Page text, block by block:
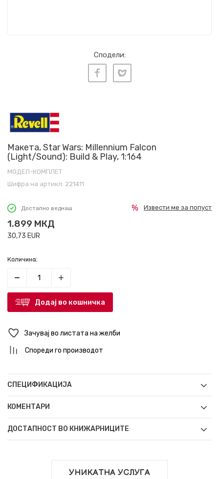
Сподели:
Макета, Star Wars: Millennium Falcon
(Light/Sound): Build & Play, 1:164
МОДЕЛ-КОМПЛЕТ
Шифра на артикл: 221411
Достапно веднаш
1.899 МКД
30,73 EUR
Извести ме за попуст
Количина:
Додај во кошничка
Зачувај во листата на желби
Спореди го производот
СПЕЦИФИКАЦИЈА
КОМЕНТАРИ
ДОСТАПНОСТ ВО КНИЖАРНИЦИТЕ
УНИКАТНА УСЛУГА